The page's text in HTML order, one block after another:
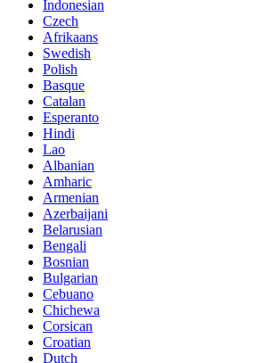
Indonesian
Czech
Afrikaans
Swedish
Polish
Basque
Catalan
Esperanto
Hindi
Lao
Albanian
Amharic
Armenian
Azerbaijani
Belarusian
Bengali
Bosnian
Bulgarian
Cebuano
Chichewa
Corsican
Croatian
Dutch